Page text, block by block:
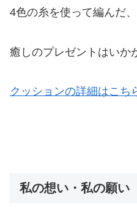
4色の糸を使って編んだ
癒しのプレゼントはいか
クッションの詳細はこち
私の想い・私の願い